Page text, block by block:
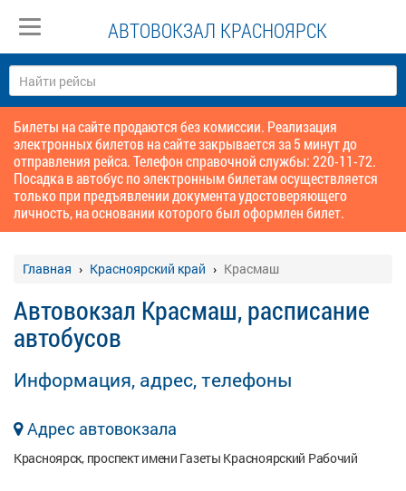
АВТОВОКЗАЛ КРАСНОЯРСК
Билеты на сайте продаются без комиссии. Реализация
электронных билетов на сайте закрывается за 5 минут до
отправления рейса. Телефон справочной службы: 220-11-72.
Посадка в автобус по электронным билетам осуществляется
только при предъявлении документа удостоверяющего
личность, на основании которого был оформлен билет.
Главная Красноярский край Красмаш
Автовокзал Красмаш, расписание
автобусов
Информация, адрес, телефоны
Адрес автовокзала
Красноярск, проспект имени Газеты Красноярский Рабочий